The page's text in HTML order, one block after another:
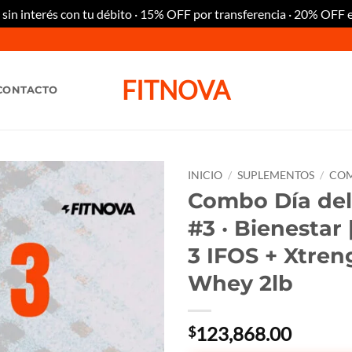
sin interés con tu débito · 15% OFF por transferencia · 20% OFF
FITNOVA
Añadir
INICIO / SUPLEMENTOS /
Combo Día
#3 · Bienestar
3 IFOS +
Whey 2lb
$123,868.00